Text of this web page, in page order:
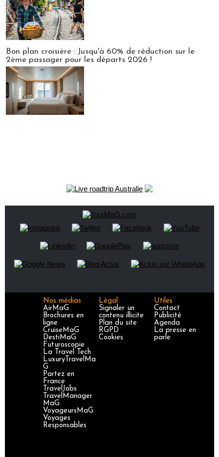
Bon plan croisière : Jusqu'à 60% de réduction sur le
2ème passager pour les départs 2026 !
Nos médias
AirMaG
Brochures en
ligne
CruiseMaG
DestiMaG
Futuroscopie
La Travel Tech
LuxuryTravelMa
G
Partez en
France
TravelJobs
TravelManager
MaG
VoyageursMaG
Voyages
Responsables
Légal
Signaler un
contenu illicite
Plan du site
RGPD
Cookies
Utiles
Contact
Publicité
Agenda
La presse en
parle